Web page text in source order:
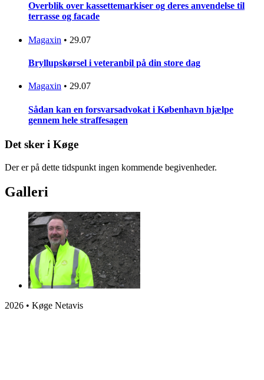
Overblik over kassettemarkiser og deres anvendelse til
terrasse og facade
Magaxin • 29.07
Bryllupskørsel i veteranbil på din store dag
Magaxin • 29.07
Sådan kan en forsvarsadvokat i København hjælpe
gennem hele straffesagen
Det sker i Køge
Der er på dette tidspunkt ingen kommende begivenheder.
Galleri
2026 • Køge Netavis